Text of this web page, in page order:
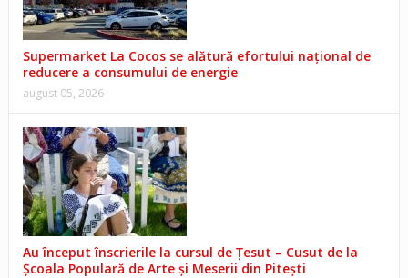
Supermarket La Cocos se alătură efortului național de
reducere a consumului de energie
august 05, 2026
Au început înscrierile la cursul de Țesut – Cusut de la
Școala Populară de Arte și Meserii din Pitești